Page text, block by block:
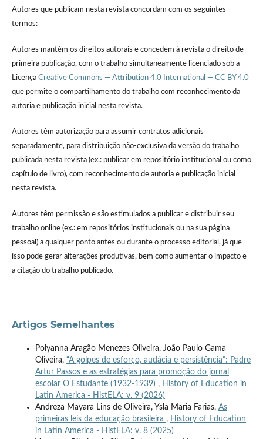
Autores que publicam nesta revista concordam com os seguintes
termos:
Autores mantém os direitos autorais e concedem à revista o direito de
primeira publicação, com o trabalho simultaneamente licenciado sob a
Licença Creative Commons — Attribution 4.0 International — CC BY 4.0
que permite o compartilhamento do trabalho com reconhecimento da
autoria e publicação inicial nesta revista.
Autores têm autorização para assumir contratos adicionais
separadamente, para distribuição não-exclusiva da versão do trabalho
publicada nesta revista (ex.: publicar em repositório institucional ou como
capítulo de livro), com reconhecimento de autoria e publicação inicial
nesta revista.
Autores têm permissão e são estimulados a publicar e distribuir seu
trabalho online (ex.: em repositórios institucionais ou na sua página
pessoal) a qualquer ponto antes ou durante o processo editorial, já que
isso pode gerar alterações produtivas, bem como aumentar o impacto e
a citação do trabalho publicado.
Artigos Semelhantes
Polyanna Aragão Menezes Oliveira, João Paulo Gama
Oliveira, “A golpes de esforço, audácia e persistência”: Padre
Artur Passos e as estratégias para promoção do jornal
escolar O Estudante (1932-1939) , History of Education in
Latin America - HistELA: v. 9 (2026)
Andreza Mayara Lins de Oliveira, Ysla Maria Farias, As
primeiras leis da educação brasileira , History of Education
in Latin America - HistELA: v. 8 (2025)